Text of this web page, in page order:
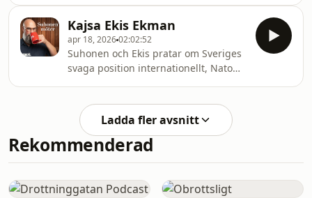
Payam Moula.
evighet och många krig sedan. Vem
är hon, vad kommer hon ifrån och hur
ska vi göra freden great again?
Suhonen möter Margot Wallström,
tidigare svensk utrikesminister, EU-
kommissionär och statsråd.
Kajsa Ekis Ekman
apr 18, 202602:02:52
Suhonen och Ekis pratar om Sveriges
svaga position internationellt, Nato
Ladda fler avsnitt
Rekommenderad